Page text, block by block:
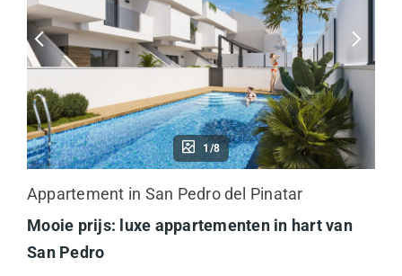
1/8
Appartement in San Pedro del Pinatar
Mooie prijs: luxe appartementen in hart van
San Pedro